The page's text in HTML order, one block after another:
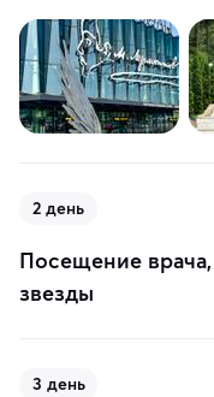
2 день
Посещение
звезды
3 день